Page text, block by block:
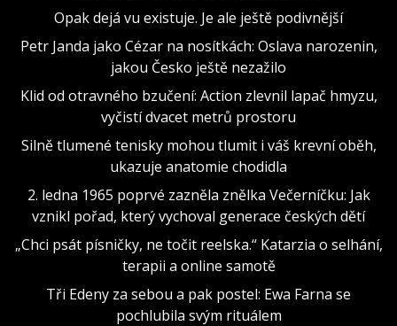
Opak dejá vu existuje. Je ale ještě podivnější
Petr Janda jako Cézar na nosítkách: Oslava narozenin,
jakou Česko ještě nezažilo
Klid od otravného bzučení: Action zlevnil lapač hmyzu,
vyčistí dvacet metrů prostoru
Silně tlumené tenisky mohou tlumit i váš krevní oběh,
ukazuje anatomie chodidla
2. ledna 1965 poprvé zazněla znělka Večerníčku: Jak
vznikl pořad, který vychoval generace českých dětí
„Chci psát písničky, ne točit reelska.“ Katarzia o selhání,
terapii a online samotě
Tři Edeny za sebou a pak postel: Ewa Farna se
pochlubila svým rituálem